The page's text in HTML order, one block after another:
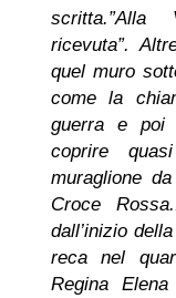
ricevuta”.
quel muro
come la
guerra e poi
coprire
muraglione
Croce Rossa.
dall’inizio
reca nel
Regina